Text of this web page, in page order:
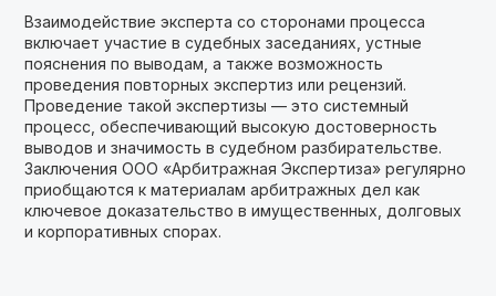
Взаимодействие эксперта со сторонами процесса
включает участие в судебных заседаниях, устные
пояснения по выводам, а также возможность
проведения повторных экспертиз или рецензий.
Проведение такой экспертизы — это системный
процесс, обеспечивающий высокую достоверность
выводов и значимость в судебном разбирательстве.
Заключения ООО «Арбитражная Экспертиза» регулярно
приобщаются к материалам арбитражных дел как
ключевое доказательство в имущественных, долговых
и корпоративных спорах.